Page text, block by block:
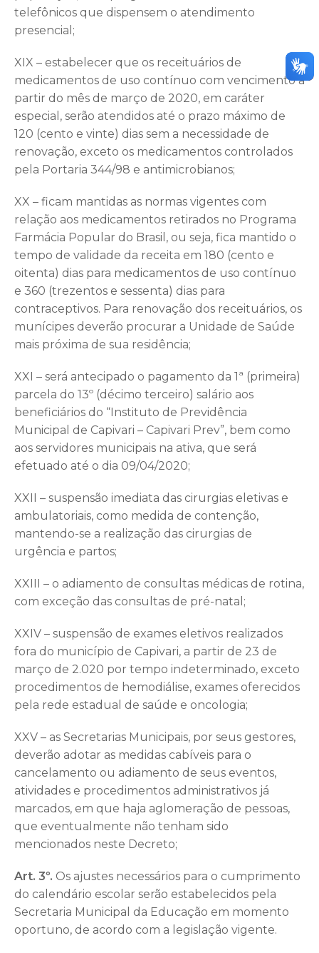
telefônicos que dispensem o atendimento
presencial;
XIX – estabelecer que os receituários de
medicamentos de uso contínuo com vencimento a
partir do mês de março de 2020, em caráter
especial, serão atendidos até o prazo máximo de
120 (cento e vinte) dias sem a necessidade de
renovação, exceto os medicamentos controlados
pela Portaria 344/98 e antimicrobianos;
XX – ficam mantidas as normas vigentes com
relação aos medicamentos retirados no Programa
Farmácia Popular do Brasil, ou seja, fica mantido o
tempo de validade da receita em 180 (cento e
oitenta) dias para medicamentos de uso contínuo
e 360 (trezentos e sessenta) dias para
contraceptivos. Para renovação dos receituários, os
munícipes deverão procurar a Unidade de Saúde
mais próxima de sua residência;
XXI – será antecipado o pagamento da 1ª (primeira)
parcela do 13º (décimo terceiro) salário aos
beneficiários do “Instituto de Previdência
Municipal de Capivari – Capivari Prev”, bem como
aos servidores municipais na ativa, que será
efetuado até o dia 09/04/2020;
XXII – suspensão imediata das cirurgias eletivas e
ambulatoriais, como medida de contenção,
mantendo-se a realização das cirurgias de
urgência e partos;
XXIII – o adiamento de consultas médicas de rotina,
com exceção das consultas de pré-natal;
XXIV – suspensão de exames eletivos realizados
fora do município de Capivari, a partir de 23 de
março de 2.020 por tempo indeterminado, exceto
procedimentos de hemodiálise, exames oferecidos
pela rede estadual de saúde e oncologia;
XXV – as Secretarias Municipais, por seus gestores,
deverão adotar as medidas cabíveis para o
cancelamento ou adiamento de seus eventos,
atividades e procedimentos administrativos já
marcados, em que haja aglomeração de pessoas,
que eventualmente não tenham sido
mencionados neste Decreto;
Art. 3º. Os ajustes necessários para o cumprimento
do calendário escolar serão estabelecidos pela
Secretaria Municipal da Educação em momento
oportuno, de acordo com a legislação vigente.